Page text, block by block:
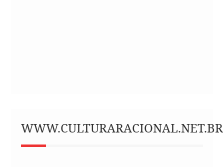
WWW.CULTURARACIONAL.NET.BR